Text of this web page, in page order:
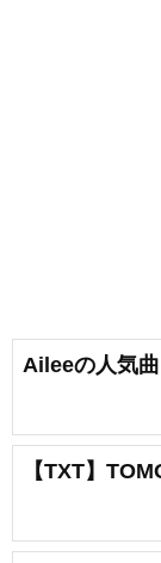
Aileeの人気曲
【TXT】